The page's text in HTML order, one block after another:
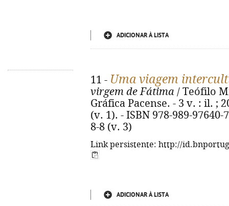
ADICIONAR À LISTA
11 - Uma viagem
virgem de Fátima / Teófilo
Gráfica Pacense. - 3 v. : il. ;
(v. 1). - ISBN 978-989-97640-
8-8 (v. 3)
Link persistente: http://
ADICIONAR À LISTA